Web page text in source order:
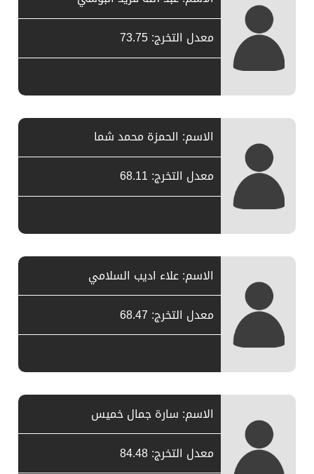
معدل التخرج: 73.75
الاسم: الحمزة محمد شما
معدل التخرج: 68.11
الاسم: علاء اديب السلامي
معدل التخرج: 68.47
الاسم: سارة جمال خميس
معدل التخرج: 84.48